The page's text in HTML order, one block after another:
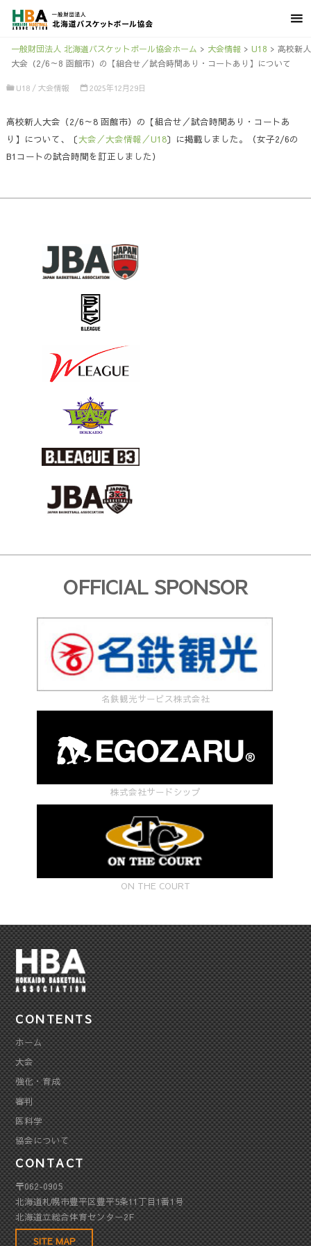
一般財団法人 北海道バスケットボール協会ホーム > 大会情報 > U18 > 高校新人
大会（2/6～8 函館市）の【組合せ／試合時間あり・コートあり】について
U18 / 大会情報 2025年12月29日
高校新人大会（2/6～8 函館市）の【組合せ／試合時間あり・コートあ
り】について、〔大会／大会情報／U18〕に掲載しました。（女子2/6の
B1コートの試合時間を訂正しました）
OFFICIAL SPONSOR
名鉄観光サービス株式会社
株式会社サードシップ
ON THE COURT
CONTENTS
ホーム
大会
強化・育成
審判
医科学
協会について
CONTACT
〒062-0905
北海道札幌市豊平区豊平5条11丁目1番1号
北海道立総合体育センター2F
SITE MAP